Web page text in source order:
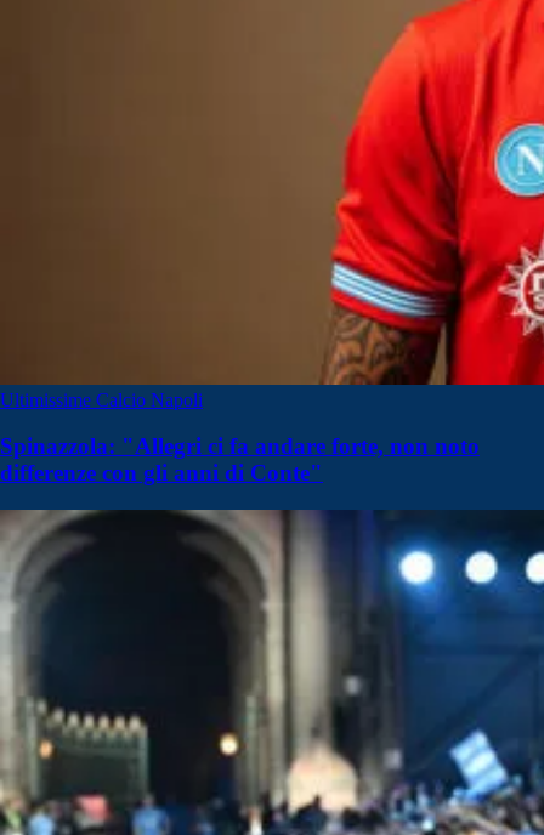
Ultimissime Calcio Napoli
Spinazzola: "Allegri ci fa andare forte, non noto
differenze con gli anni di Conte"